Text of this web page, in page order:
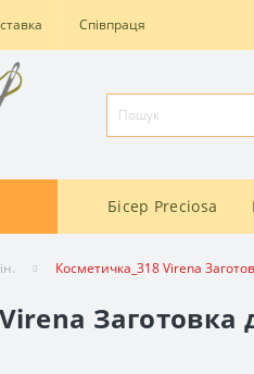
Співпраця
Бісер Preciosa
Косметичка_318 Virena